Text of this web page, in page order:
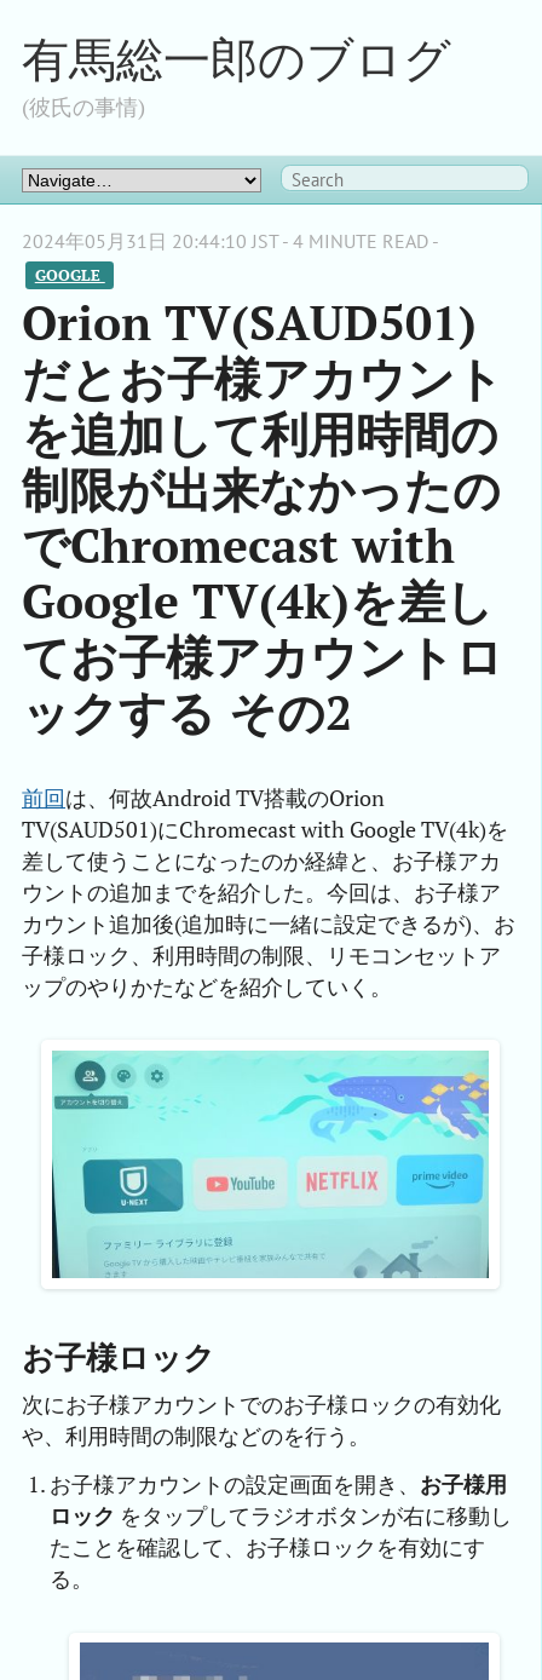
有馬総一郎のブログ
(彼氏の事情)
2024年05月31日 20:44:10 JST - 4 MINUTE READ -
GOOGLE
Orion TV(SAUD501)
だとお子様アカウント
を追加して利用時間の
制限が出来なかったの
でChromecast with
Google TV(4k)を差し
てお子様アカウントロ
ックする その2
前回は、何故Android TV搭載のOrion
TV(SAUD501)にChromecast with Google TV(4k)を
差して使うことになったのか経緯と、お子様アカ
ウントの追加までを紹介した。今回は、お子様ア
カウント追加後(追加時に一緒に設定できるが)、お
子様ロック、利用時間の制限、リモコンセットア
ップのやりかたなどを紹介していく。
お子様ロック
次にお子様アカウントでのお子様ロックの有効化
や、利用時間の制限などのを行う。
お子様アカウントの設定画面を開き、 お子様用
ロック をタップしてラジオボタンが右に移動し
たことを確認して、お子様ロックを有効にす
る。